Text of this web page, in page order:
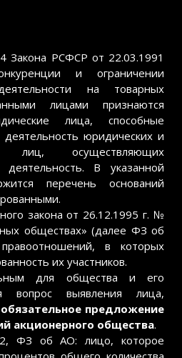
Закона РСФСР от 22.03.1991
и ограничении
на товарных
лицами признаются
лица, способные
юридических и
лиц, осуществляющих
деятельность. В указанной
перечень оснований
закона от 26.12.1995 г. №
обществах» (далее ФЗ об
в которых
их участников.
для общества и его
вопрос выявления лица,
обязательное предложение
акционерного общества.
ФЗ об АО: лицо, которое